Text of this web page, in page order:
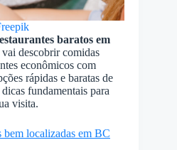
baratos em
vai descobrir comidas
econômicos com
rápidas e baratas de
fundamentais para
visita.
bem localizadas em BC